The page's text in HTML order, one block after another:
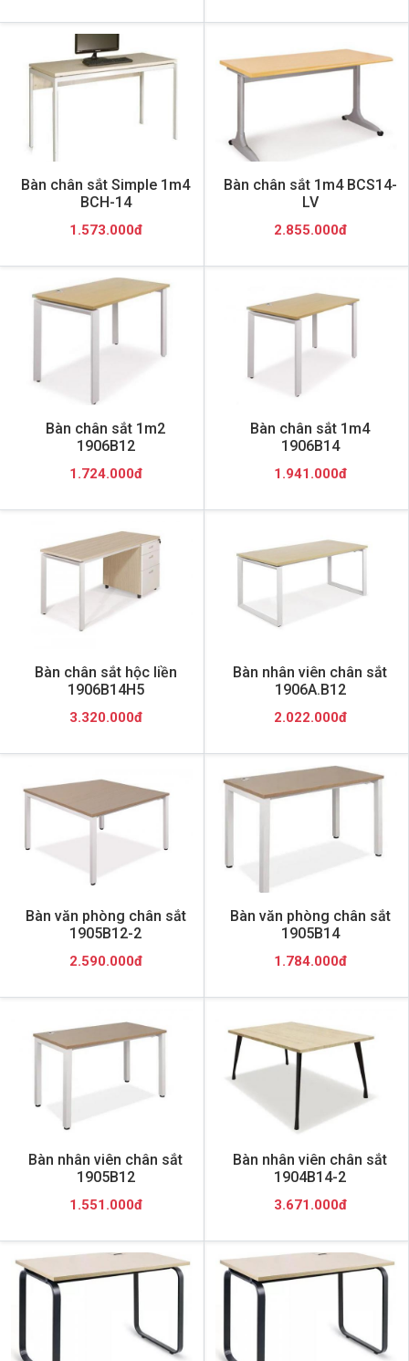
Bàn chân sắt Simple 1m4
BCH-14
1.573.000đ
Bàn chân sắt 1m4 BCS14-
LV
2.855.000đ
Bàn chân sắt 1m2
1906B12
1.724.000đ
Bàn chân sắt 1m4
1906B14
1.941.000đ
Bàn chân sắt hộc liền
1906B14H5
3.320.000đ
Bàn nhân viên chân sắt
1906A.B12
2.022.000đ
Bàn văn phòng chân sắt
1905B12-2
2.590.000đ
Bàn văn phòng chân sắt
1905B14
1.784.000đ
Bàn nhân viên chân sắt
1905B12
1.551.000đ
Bàn nhân viên chân sắt
1904B14-2
3.671.000đ